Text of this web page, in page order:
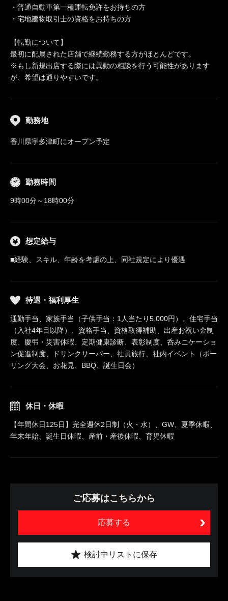
・普通自動車第一種運転免許をお持ちの方
・宅地建物取引士の資格をお持ちの方
【転勤について】
最初に配属された店舗で継続勤務する方がほとんどです。
※もし新規出店する際には異動の相談を行う可能性があります
が、希望は通りやすいです。
勤務地
香川県宇多津町にオープン予定
勤務時間
9時00分～18時00分
想定給与
■経験、スキル、年齢を考慮の上、同社規定により優遇
待遇・福利厚生
通勤手当、家族手当（子供手当：1人当たり5,000円）、住宅手当
（入社4年目以降）、資格手当、資格取得補助、出産お祝い金制
度、慶弔・災害休暇、定期健康診断、表彰制度、呑みニケーショ
ン促進制度、ドリンクサーバー、社員旅行、社内イベント（ボー
リング大会、お花見、BBQ、誕生日会）
休日・休暇
【年間休日125日】完全週休2日制（火・水）、GW、夏季休暇、
年末年始、誕生日休暇、産前・産後休暇、育児休暇
ご応募はこちらから
応募する
検討中リストに保存